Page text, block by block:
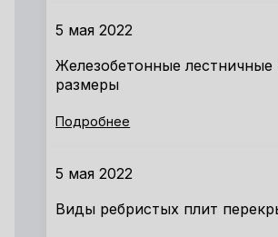
5 мая 2022
Железобетонные
размеры
Подробнее
5 мая 2022
Виды ребристых плит